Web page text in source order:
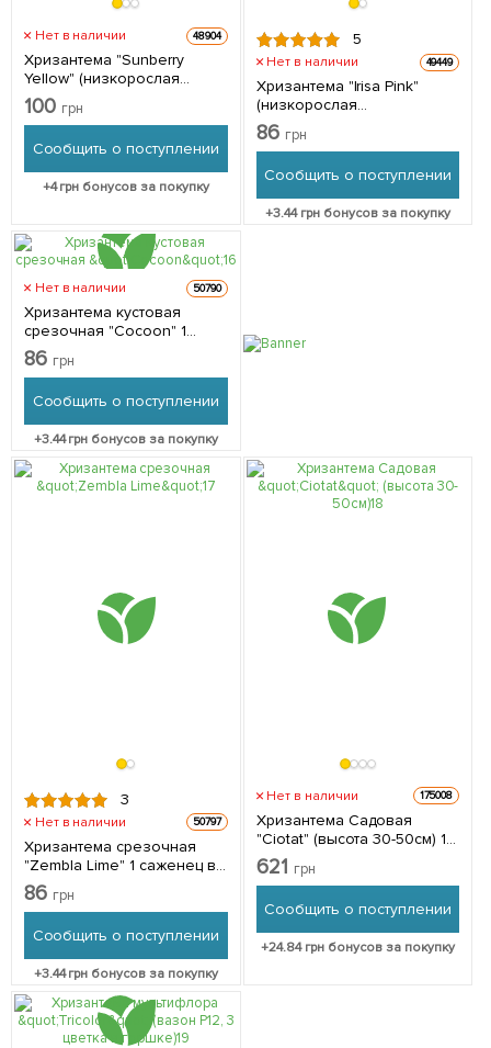
Нет в наличии 48904
Хризантема "Sunberry
Yellow" (низкорослая
крупноцветковая) 1 шт в
упаковке
100 грн
Сообщить о поступлении
+4грн бонусов за покупку
5
Нет в наличии 49449
Хризантема "Irisa Pink"
(низкорослая
крупноцветковая) 1
саженец в упаковке
86 грн
Сообщить о поступлении
+3.44грн бонусов за покупку
Нет в наличии 50790
Хризантема кустовая
срезочная "Cocoon" 1
саженец в упаковке
86 грн
Сообщить о поступлении
+3.44грн бонусов за покупку
3
Нет в наличии 50797
Хризантема срезочная
"Zembla Lime" 1 саженец в
упаковке
86 грн
Сообщить о поступлении
+3.44грн бонусов за покупку
Нет в наличии 175008
Хризантема Садовая
"Ciotat" (высота 30-50см) 1
саженец в упаковке
621 грн
Сообщить о поступлении
+24.84грн бонусов за покупку